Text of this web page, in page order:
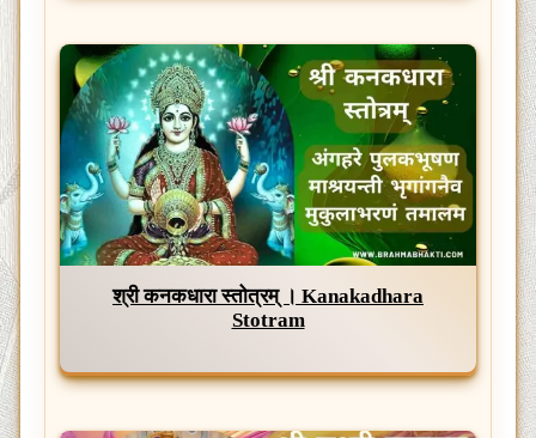
श्री कनकधारा स्तोत्रम् । Kanakadhara
Stotram